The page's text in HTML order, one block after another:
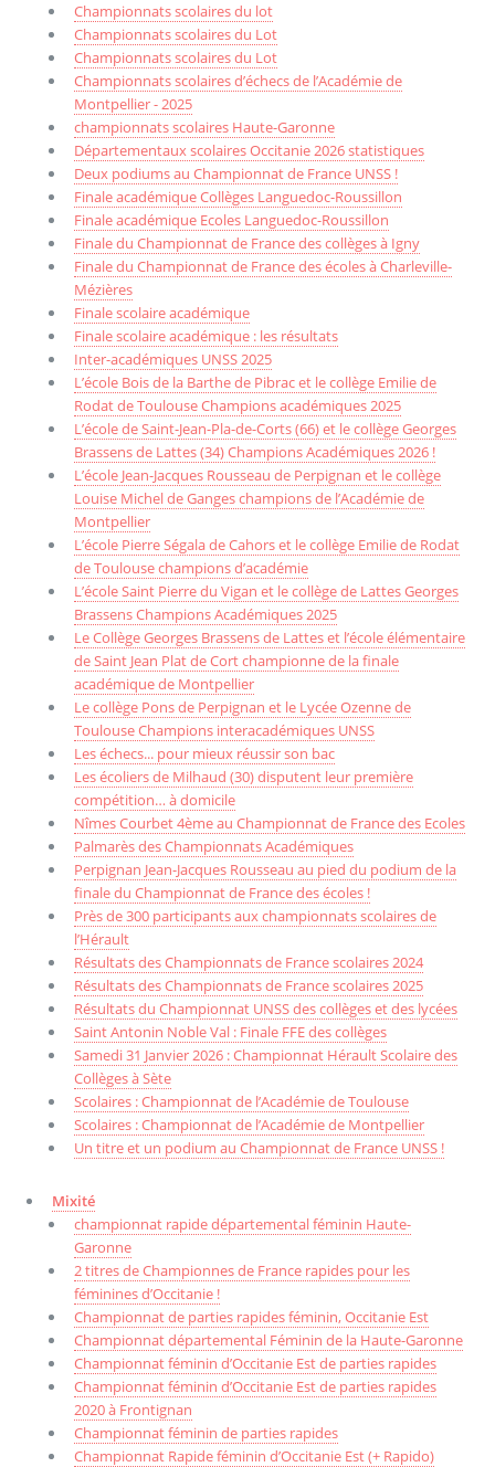
Championnats scolaires du lot
Championnats scolaires du Lot
Championnats scolaires du Lot
Championnats scolaires d’échecs de l’Académie de
Montpellier - 2025
championnats scolaires Haute-Garonne
Départementaux scolaires Occitanie 2026 statistiques
Deux podiums au Championnat de France UNSS !
Finale académique Collèges Languedoc-Roussillon
Finale académique Ecoles Languedoc-Roussillon
Finale du Championnat de France des collèges à Igny
Finale du Championnat de France des écoles à Charleville-
Mézières
Finale scolaire académique
Finale scolaire académique : les résultats
Inter-académiques UNSS 2025
L’école Bois de la Barthe de Pibrac et le collège Emilie de
Rodat de Toulouse Champions académiques 2025
L’école de Saint-Jean-Pla-de-Corts (66) et le collège Georges
Brassens de Lattes (34) Champions Académiques 2026 !
L’école Jean-Jacques Rousseau de Perpignan et le collège
Louise Michel de Ganges champions de l’Académie de
Montpellier
L’école Pierre Ségala de Cahors et le collège Emilie de Rodat
de Toulouse champions d’académie
L’école Saint Pierre du Vigan et le collège de Lattes Georges
Brassens Champions Académiques 2025
Le Collège Georges Brassens de Lattes et l’école élémentaire
de Saint Jean Plat de Cort championne de la finale
académique de Montpellier
Le collège Pons de Perpignan et le Lycée Ozenne de
Toulouse Champions interacadémiques UNSS
Les échecs... pour mieux réussir son bac
Les écoliers de Milhaud (30) disputent leur première
compétition… à domicile
Nîmes Courbet 4ème au Championnat de France des Ecoles
Palmarès des Championnats Académiques
Perpignan Jean-Jacques Rousseau au pied du podium de la
finale du Championnat de France des écoles !
Près de 300 participants aux championnats scolaires de
l’Hérault
Résultats des Championnats de France scolaires 2024
Résultats des Championnats de France scolaires 2025
Résultats du Championnat UNSS des collèges et des lycées
Saint Antonin Noble Val : Finale FFE des collèges
Samedi 31 Janvier 2026 : Championnat Hérault Scolaire des
Collèges à Sète
Scolaires : Championnat de l’Académie de Toulouse
Scolaires : Championnat de l’Académie de Montpellier
Un titre et un podium au Championnat de France UNSS !
Mixité
championnat rapide départemental féminin Haute-
Garonne
2 titres de Championnes de France rapides pour les
féminines d’Occitanie !
Championnat de parties rapides féminin, Occitanie Est
Championnat départemental Féminin de la Haute-Garonne
Championnat féminin d’Occitanie Est de parties rapides
Championnat féminin d’Occitanie Est de parties rapides
2020 à Frontignan
Championnat féminin de parties rapides
Championnat Rapide féminin d’Occitanie Est (+ Rapido)